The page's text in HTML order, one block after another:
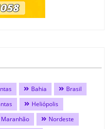
Bahia
Brasil
Heliópolis
Maranhão
Nordeste